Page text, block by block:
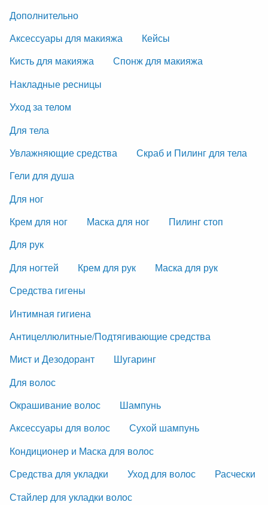
Дополнительно
Аксессуары для макияжа
Кейсы
Кисть для макияжа
Спонж для макияжа
Накладные ресницы
Уход за телом
Для тела
Увлажняющие средства
Скраб и Пилинг для тела
Гели для душа
Для ног
Крем для ног
Маска для ног
Пилинг стоп
Для рук
Для ногтей
Крем для рук
Маска для рук
Средства гигены
Интимная гигиена
Антицеллюлитные/Подтягивающие средства
Мист и Дезодорант
Шугаринг
Для волос
Окрашивание волос
Шампунь
Аксессуары для волос
Сухой шампунь
Кондиционер и Маска для волос
Средства для укладки
Уход для волос
Расчески
Стайлер для укладки волос